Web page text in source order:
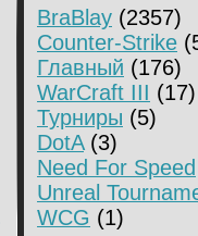
BraBlay (2357)
Counter-Strike
Главный (176)
WarCraft III (17)
Турниры (5)
DotA(3)
Need For Speed
Unreal
WCG (1)